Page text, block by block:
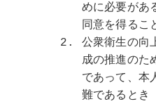
めに必要があ
同意を得るこ
公衆衛生の向
成の推進のた
であって、本
難であるとき